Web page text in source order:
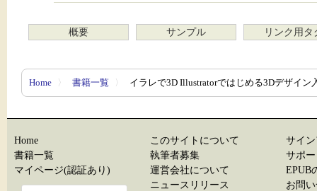
概要 サンプル リンク用タ
Home 〉 書籍一覧 〉 イラレで3D Illustratorではじめる3Dデザイン
Home
書籍一覧
マイページ(認証あり)
このサイトについて
執筆者募集
運営会社について
ニュースリリース
サイ
サポ
EPUB
お問